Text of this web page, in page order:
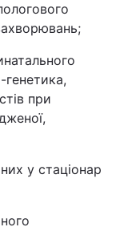
генетика,
при
у стаціонар